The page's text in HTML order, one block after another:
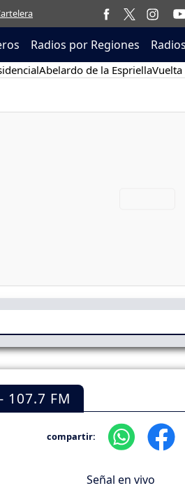
Radios por Regiones
Abelardo de la EspriellaVuelta
107.7 FM
compartir:
Señal en vivo